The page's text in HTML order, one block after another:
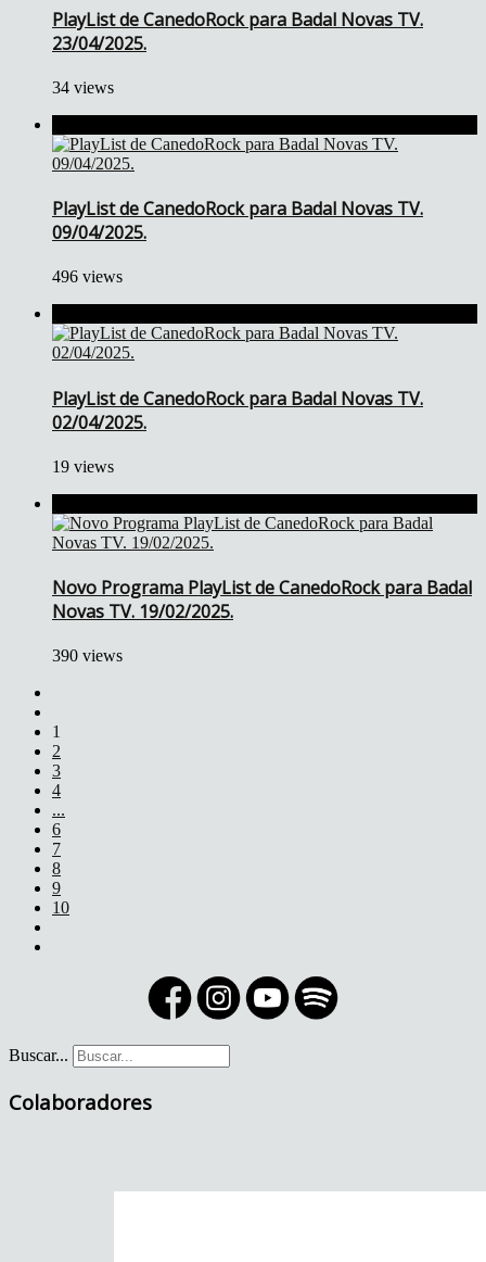
PlayList de CanedoRock para Badal Novas TV.
23/04/2025.
34 views
PlayList de CanedoRock para Badal Novas TV.
09/04/2025.
496 views
PlayList de CanedoRock para Badal Novas TV.
02/04/2025.
19 views
Novo Programa PlayList de CanedoRock para Badal
Novas TV. 19/02/2025.
390 views
1
2
3
4
...
6
7
8
9
10
Buscar...
Colaboradores